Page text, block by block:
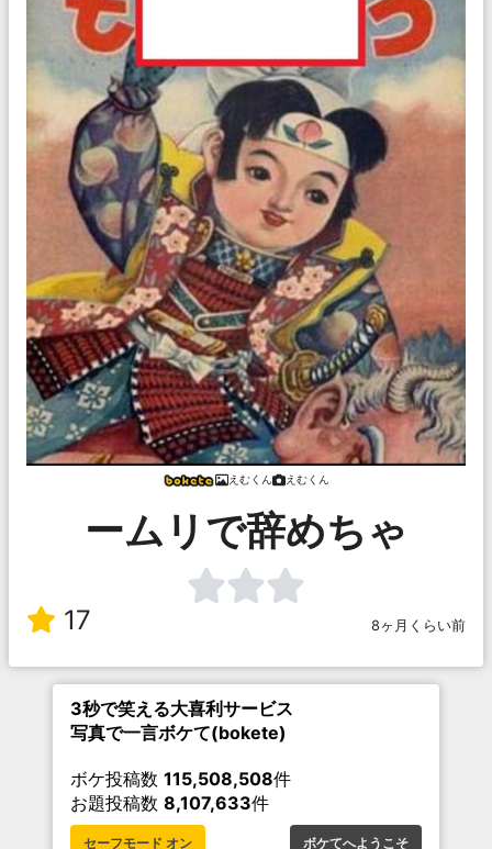
えむくん えむくん
ームリで辞めちゃ
17 8ヶ月くらい前
3秒で笑える大喜利サービス
写真で一言ボケて(bokete)
ボケ投稿数 115,508,508件
お題投稿数 8,107,633件
セーフモード オン ボケてへようこそ